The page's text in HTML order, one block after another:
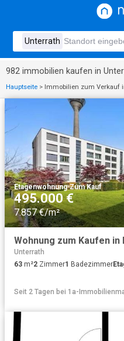
982 immobilien kaufen in
Hauptseite > Immobilien zum Verkauf
Etagenwohnung·Zum Kauf
495.000 €
7.857 €/m²
Unterrath
63 m²2 Zimmer1 Badezimmer
Seit 2 Tagen bei 1a-